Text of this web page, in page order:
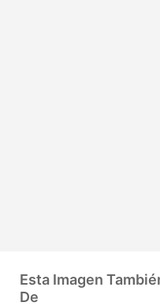
Esta Imagen
De